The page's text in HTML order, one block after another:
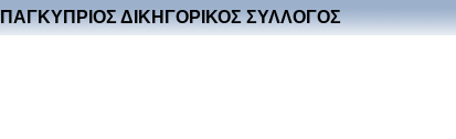
ΠΑΓΚΥΠΡΙΟΣ ΔΙΚΗΓΟΡΙΚΟΣ ΣΥΛΛΟΓΟΣ